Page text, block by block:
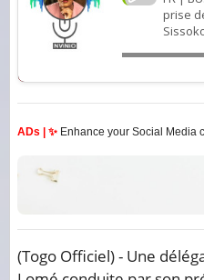
ADs | ✨ Enhance your Social Media
(Togo Officiel)- Une